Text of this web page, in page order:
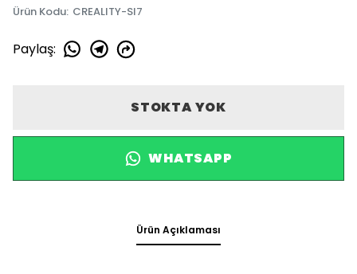
Ürün Kodu: CREALITY-SI7
Paylaş:
STOKTA YOK
WHATSAPP
Ürün Açıklaması